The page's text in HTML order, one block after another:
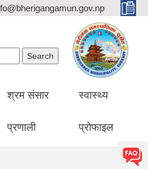
श्रम संसार
प्रणाली
स्वास्थ्य
प्रोफाइल